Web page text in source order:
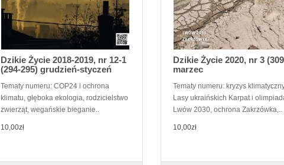
Dzikie Życie 2018-2019, nr 12-1
(294-295) grudzień-styczeń
Tematy numeru: COP24 i ochrona
klimatu, głęboka ekologia, rodzicielstwo
zwierząt, wegańskie bieganie..
10,00zł
Dzikie Życie 2020, nr 3
marzec
Tematy numeru: kryzys
Lasy ukraińskich Karpat i
Lwów 2030, ochrona Zakrzówka,..
10,00zł